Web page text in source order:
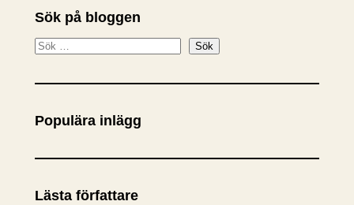
Sök på bloggen
S
k
Sök
Populära inlägg
Lästa författare